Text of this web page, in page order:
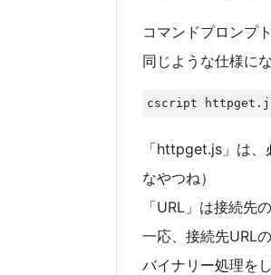
コマンドプロンプ
同じような仕様に
cscript
「httpget.js」は
なやつね）
「URL」は接続先
一応、接続先URL
バイナリー処理を